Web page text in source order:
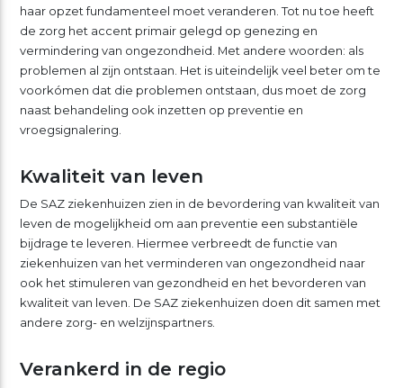
haar opzet fundamenteel moet veranderen. Tot nu toe heeft
de zorg het accent primair gelegd op genezing en
vermindering van ongezondheid. Met andere woorden: als
problemen al zijn ontstaan. Het is uiteindelijk veel beter om te
voorkómen dat die problemen ontstaan, dus moet de zorg
naast behandeling ook inzetten op preventie en
vroegsignalering.
Kwaliteit van leven
De SAZ ziekenhuizen zien in de bevordering van kwaliteit van
leven de mogelijkheid om aan preventie een substantiële
bijdrage te leveren. Hiermee verbreedt de functie van
ziekenhuizen van het verminderen van ongezondheid naar
ook het stimuleren van gezondheid en het bevorderen van
kwaliteit van leven. De SAZ ziekenhuizen doen dit samen met
andere zorg- en welzijnspartners.
Verankerd in de regio